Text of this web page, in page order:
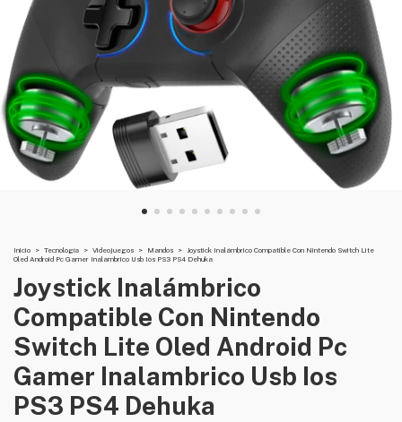
Inicio > Tecnología > Videojuegos > Mandos > Joystick Inalámbrico Compatible Con Nintendo Switch Lite
Oled Android Pc Gamer Inalambrico Usb Ios PS3 PS4 Dehuka
Joystick Inalámbrico
Compatible Con Nintendo
Switch Lite Oled Android Pc
Gamer Inalambrico Usb Ios
PS3 PS4 Dehuka